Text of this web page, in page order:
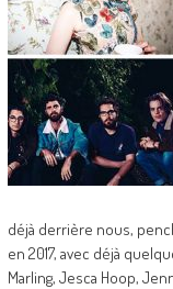
déjà derrière nous,
en 2017, avec déjà
Marling, Jesca Hoop,